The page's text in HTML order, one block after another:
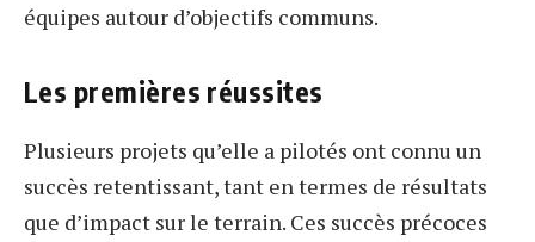
équipes autour d’objectifs communs.
Les premières réussites
Plusieurs projets qu’elle a pilotés ont connu un
succès retentissant, tant en termes de résultats
que d’impact sur le terrain. Ces succès précoces